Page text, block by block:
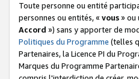
Toute personne ou entité
personnes ou entités, « vous» ou
Accord ») sans y apporter de
Politiques du Programme (telles
Partenaires, la Licence PI du
Marques du Programme